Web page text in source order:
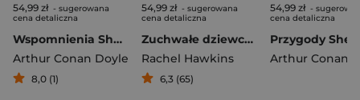
54,99 zł - sugerowana
cena detaliczna
Wspomnienia Sherlocka Holmesa. Sherlock Holmes
Arthur Conan Doyle
8,0 (1)
54,99 zł - sugerowana
cena detaliczna
Zuchwałe dziewczyny
Rachel Hawkins
6,3 (65)
54,99 zł -
cena detaliczna
Arthur Conan